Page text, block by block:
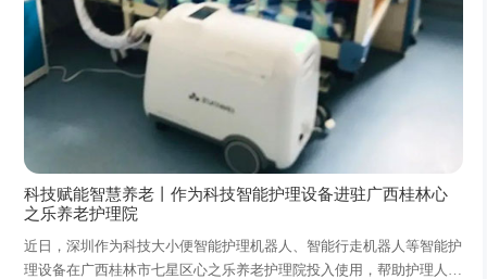
科技赋能智慧养老丨作为科技智能护理设备进驻广西桂林心
之乐养老护理院
近日，深圳作为科技大小便智能护理机器人、智能行走机器人等智能护
理设备在广西桂林市七星区心之乐养老护理院投入使用，帮助护理人员